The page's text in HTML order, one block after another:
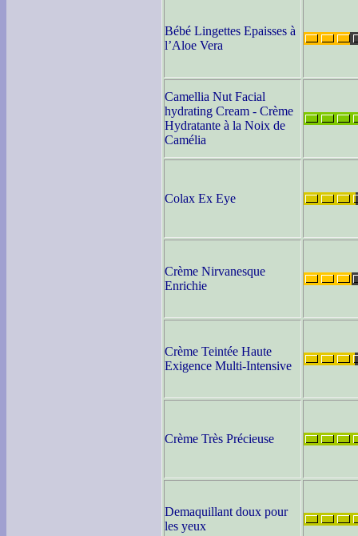
Bébé Lingettes Epaisses à
l’Aloe Vera
Camellia Nut Facial
hydrating Cream - Crème
Hydratante à la Noix de
Camélia
Colax Ex Eye
Crème Nirvanesque
Enrichie
Crème Teintée Haute
Exigence Multi-Intensive
Crème Très Précieuse
Demaquillant doux pour
les yeux